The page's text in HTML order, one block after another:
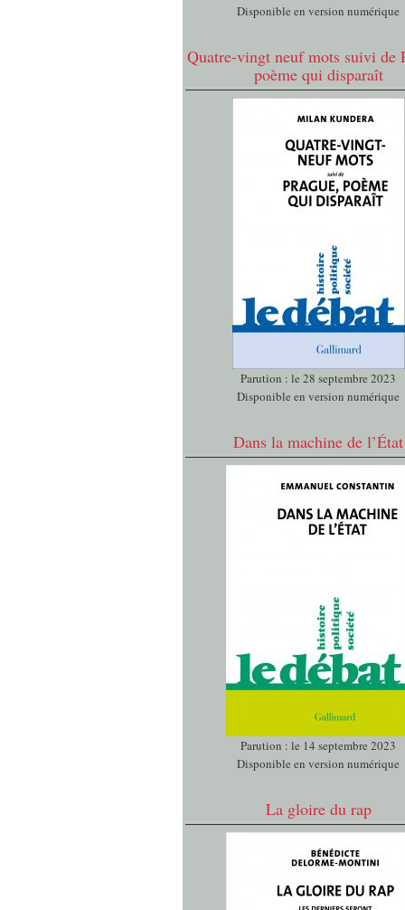
Disponible en version numérique
Quatre-vingt neuf mots suivi de
poème qui disparaît
Parution : le 28 septembre 2023
Disponible en version numérique
Dans la machine de l’État
Parution : le 14 septembre 2023
Disponible en version numérique
La gloire du rap